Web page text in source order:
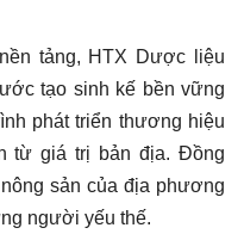
tảng, HTX Dược liệu
tạo sinh kế bền vững
phát triển thương hiệu
từ giá trị bản địa. Đồng
sản của địa phương
người yếu thế.